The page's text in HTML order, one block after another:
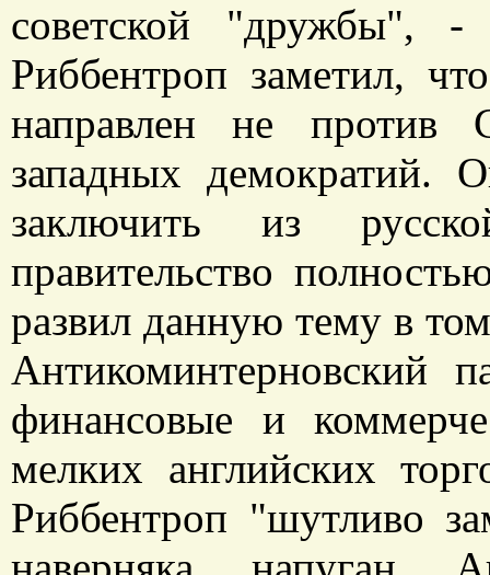
советской "дружбы", -
Риббентроп заметил,
направлен не против
западных демократий.
заключить из
правительство
развил данную тему в
Антикоминтерновский
финансовые и
мелких английских
Риббентроп "шутливо